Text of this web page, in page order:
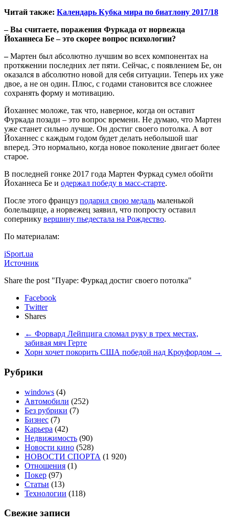
Читай также: Календарь Кубка мира по биатлону 2017/18
– Вы считаете, поражения Фуркада от норвежца
Йоханнеса Бе – это скорее вопрос психологии?
–Мартен был абсолютно лучшим во всех компонентах на
протяжении последних лет пяти. Сейчас, с появлением Бе, он
оказался в абсолютно новой для себя ситуации. Теперь их уже
двое, а не он один. Плюс, с годами становится все сложнее
сохранять форму и мотивацию.
Йоханнес моложе, так что, наверное, когда он оставит
Фуркада позади – это вопрос времени. Не думаю, что Мартен
уже станет сильно лучше. Он достиг своего потолка. А вот
Йоханнес с каждым годом будет делать небольшой шаг
вперед. Это нормально, когда новое поколение двигает более
старое.
В последней гонке 2017 года Мартен Фуркад сумел обойти
Йоханнеса Бе и одержал победу в масс-старте.
После этого француз подарил свою медаль маленькой
болельщице, а норвежец заявил, что попросту оставил
сопернику вершину пьедестала на Рождество.
По материалам:
iSport.ua
Источник
Share the post "Пуаре: Фуркад достиг своего потолка"
Facebook
Twitter
Shares
← Форвард Лейпцига сломал руку в трех местах,
забивая мяч Герте
Хорн хочет покорить США победой над Кроуфордом →
Рубрики
windows (4)
Автомобили (252)
Без рубрики (7)
Бизнес (7)
Карьера (42)
Недвижимость (90)
Новости кино (528)
НОВОСТИ СПОРТА (1 920)
Отношения (1)
Покер (97)
Статьи (13)
Технологии (118)
Свежие записи